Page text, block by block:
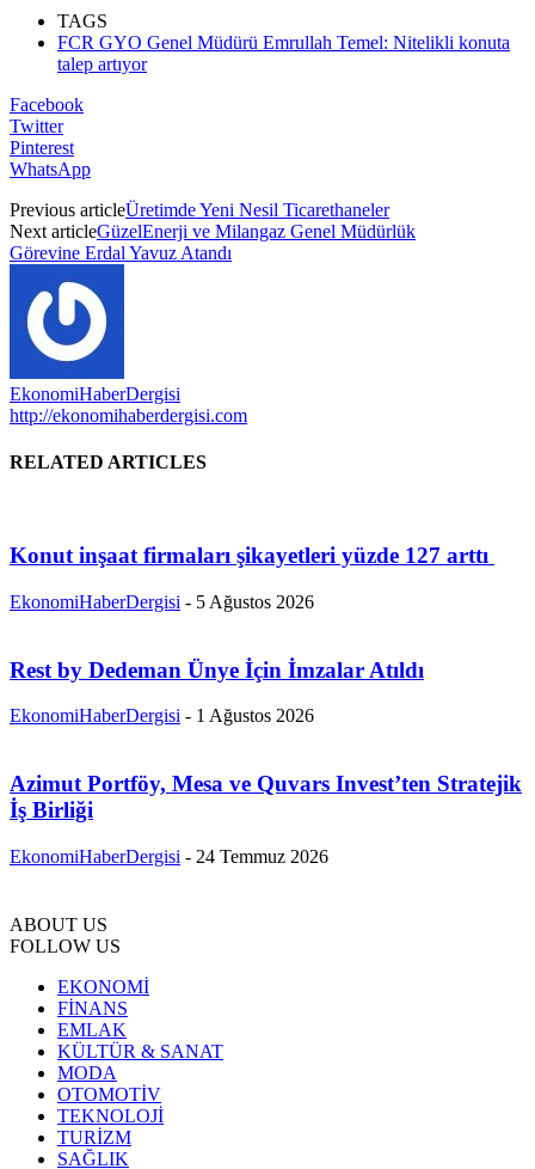
TAGS
FCR GYO Genel Müdürü Emrullah Temel: Nitelikli konuta
talep artıyor
Facebook
Twitter
Pinterest
WhatsApp
Previous articleÜretimde Yeni Nesil Ticarethaneler
Next articleGüzelEnerji ve Milangaz Genel Müdürlük
Görevine Erdal Yavuz Atandı
EkonomiHaberDergisi
http://ekonomihaberdergisi.com
RELATED ARTICLES
Konut inşaat firmaları şikayetleri yüzde 127 arttı
EkonomiHaberDergisi - 5 Ağustos 2026
Rest by Dedeman Ünye İçin İmzalar Atıldı
EkonomiHaberDergisi - 1 Ağustos 2026
Azimut Portföy, Mesa ve Quvars Invest’ten Stratejik
İş Birliği
EkonomiHaberDergisi - 24 Temmuz 2026
ABOUT US
FOLLOW US
EKONOMİ
FİNANS
EMLAK
KÜLTÜR & SANAT
MODA
OTOMOTİV
TEKNOLOJİ
TURİZM
SAĞLIK